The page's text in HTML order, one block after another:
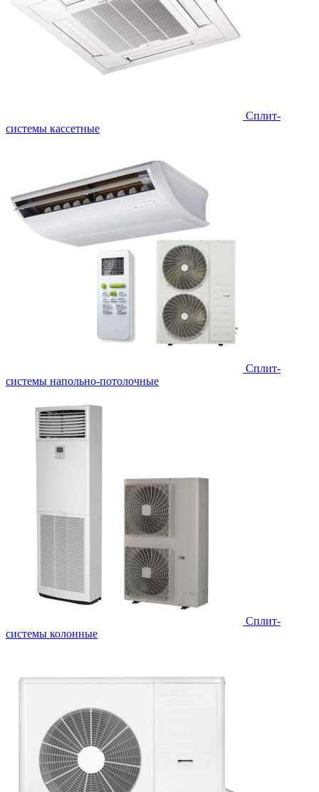
Сплит-
системы кассетные
Сплит-
системы напольно-потолочные
Cплит-
системы колонные